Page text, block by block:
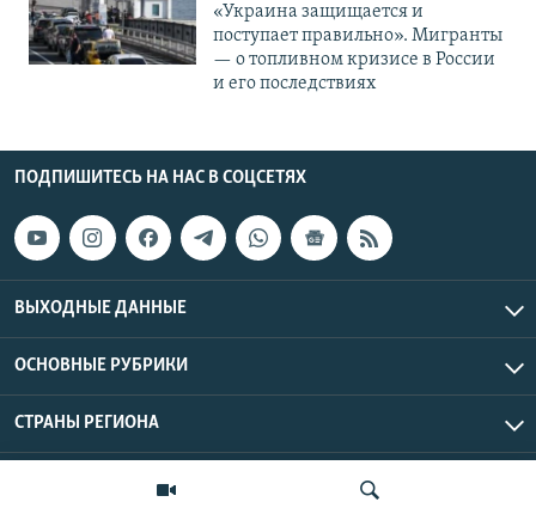
«Украина защищается и
поступает правильно». Мигранты
— о топливном кризисе в России
и его последствиях
ПОДПИШИТЕСЬ НА НАС В СОЦСЕТЯХ
ВЫХОДНЫЕ ДАННЫЕ
ОСНОВНЫЕ РУБРИКИ
СТРАНЫ РЕГИОНА
Азаттык Азия © 2026 RFE/RL, Inc. | Все права защищены.